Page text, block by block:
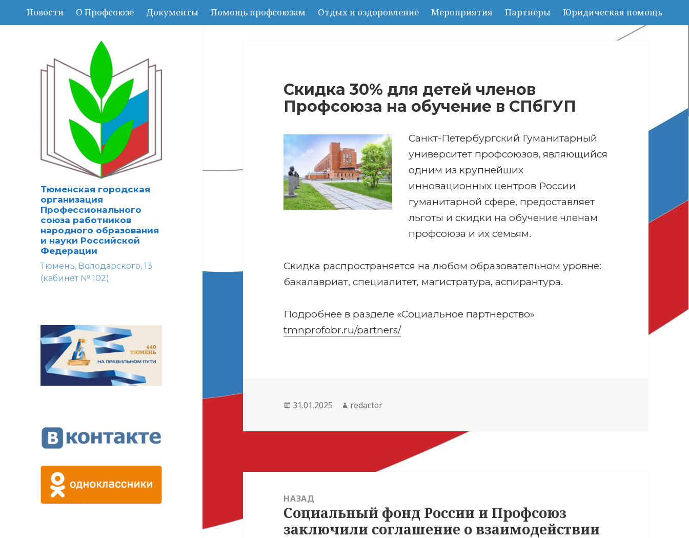
Новости О Профсоюзе Документы Помощь профсоюзам Отдых и оздоровление Мероприятия Партнеры Юридическая помощь
Тюменская городская
организация
Профессионального
союза работников
народного образования
и науки Российской
Федерации
Тюмень, Володарского, 13
(кабинет № 102)
Скидка 30% для детей членов
Профсоюза на обучение в СПбГУП
Санкт-Петербургский Гуманитарный
университет профсоюзов, являющийся
одним из крупнейших
инновационных центров России
гуманитарной сфере, предоставляет
льготы и скидки на обучение членам
профсоюза и их семьям.
Скидка распространяется на любом образовательном уровне:
бакалавриат, специалитет, магистратура, аспирантура.
Подробнее в разделе «Социальное партнерство»
tmnprofobr.ru/partners/
Опубликовано
31.01.2025 Автор
redactor
записям
НАЗАД
Предыдущая
запись:
Социальный фонд России и Профсоюз
заключили соглашение о взаимодействии